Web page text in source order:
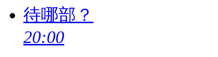
20:00